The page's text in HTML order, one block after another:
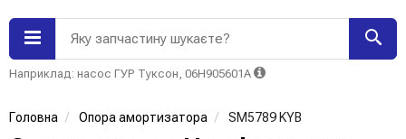
Яку запчастину шукаєте?
Наприклад: насос ГУР Туксон, 06H905601A
Головна Опора амортизатора SM5789 KYB